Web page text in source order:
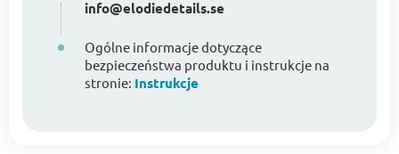
info@elodiedetails.se
Ogólne informacje dotyczące
bezpieczeństwa produktu i instrukcje na
stronie: Instrukcje